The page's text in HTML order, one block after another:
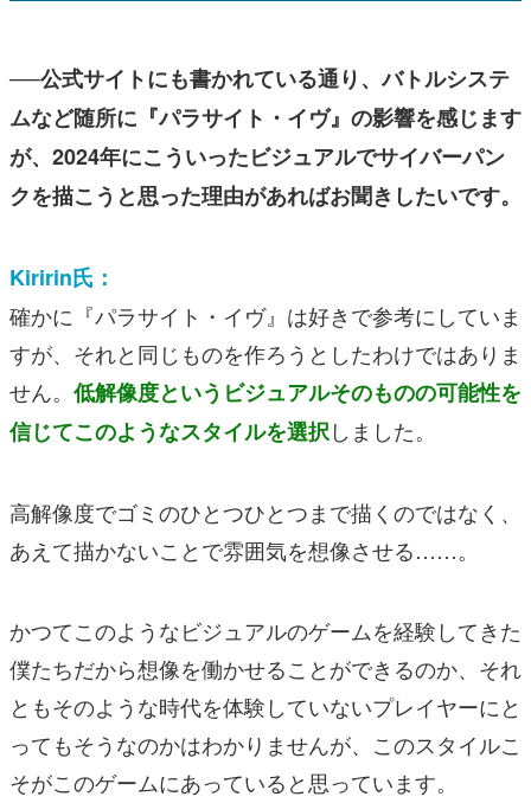
──公式サイトにも書かれている通り、バトルシステ
ムなど随所に『パラサイト・イヴ』の影響を感じます
が、2024年にこういったビジュアルでサイバーパン
クを描こうと思った理由があればお聞きしたいです。
Kiririn氏：
確かに『パラサイト・イヴ』は好きで参考にしていま
すが、それと同じものを作ろうとしたわけではありま
せん。 低解像度というビジュアルそのものの可能性を
信じてこのようなスタイルを選択しました。
高解像度でゴミのひとつひとつまで描くのではなく、
あえて描かないことで雰囲気を想像させる……。
かつてこのようなビジュアルのゲームを経験してきた
僕たちだから想像を働かせることができるのか、それ
ともそのような時代を体験していないプレイヤーにと
ってもそうなのかはわかりませんが、このスタイルこ
そがこのゲームにあっていると思っています。